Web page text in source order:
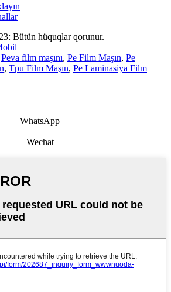
Bütün hüquqlar qorunur.
Peva film maşını, Pe Film Maşın, Pe
, Tpu Film Maşın, Pe Laminasiya Film
WhatsApp
Wechat